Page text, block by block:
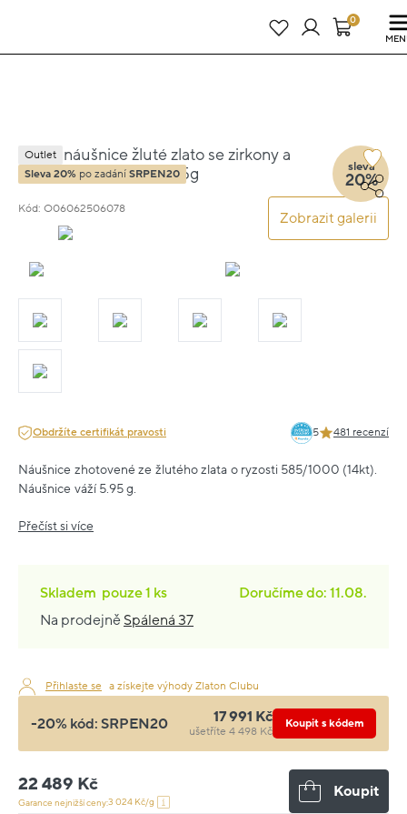
24 dní : 14h : 04m : 49s0
Visací náušnice žluté zlato se zirkony a
almandinem 1.3cm 5.95g
Kód: O06062506078
Zobrazit galerii
Outlet
Sleva 20% po zadání SRPEN20
sleva
20%
Obdržíte certifikát pravosti 5 481 recenzí
Náušnice zhotovené ze žlutého zlata o ryzosti 585/1000 (14kt).
Náušnice váží 5.95 g.
Přečíst si více
Skladem pouze1 ks
Doručíme do: 11.08.
Na prodejně Spálená 37
Přihlaste se a získejte výhody Zlaton Clubu
-20% kód: SRPEN20 17 991 Kč
ušetříte 4 498 Kč
Koupit s kódem
22 489 Kč
Garance nejnižší ceny:3 024 Kč/g
Koupit